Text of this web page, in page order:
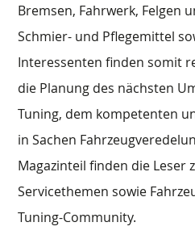
Bremsen, Fahrwerk, Felgen
Schmier- und Pflegemittel
Interessenten finden somit
die Planung des nächsten
Tuning, dem kompetenten
in Sachen
Magazinteil finden die Leser
Servicethemen sowie
Tuning-Community.